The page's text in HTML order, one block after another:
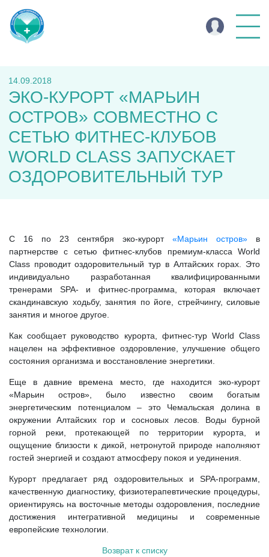
14.09.2018
ЭКО-КУРОРТ «МАРЬИН
ОСТРОВ» СОВМЕСТНО С
СЕТЬЮ ФИТНЕС-КЛУБОВ
WORLD CLASS ЗАПУСКАЕТ
ОЗДОРОВИТЕЛЬНЫЙ ТУР
С 16 по 23 сентября эко-курорт «Марьин остров» в
партнерстве с сетью фитнес-клубов премиум-класса World
Class проводит оздоровительный тур в Алтайских горах. Это
индивидуально разработанная квалифицированными
тренерами SPA- и фитнес-программа, которая включает
скандинавскую ходьбу, занятия по йоге, стрейчингу, силовые
занятия и многое другое.
Как сообщает руководство курорта, фитнес-тур World Class
нацелен на эффективное оздоровление, улучшение общего
состояния организма и восстановление энергетики.
Еще в давние времена место, где находится эко-курорт
«Марьин остров», было известно своим богатым
энергетическим потенциалом – это Чемальская долина в
окружении Алтайских гор и сосновых лесов. Воды бурной
горной реки, протекающей по территории курорта, и
ощущение близости к дикой, нетронутой природе наполняют
гостей энергией и создают атмосферу покоя и уединения.
Курорт предлагает ряд оздоровительных и SPA-программ,
качественную диагностику, физиотерапевтические процедуры,
ориентируясь на восточные методы оздоровления, последние
достижения интегративной медицины и современные
европейские технологии.
Возврат к списку